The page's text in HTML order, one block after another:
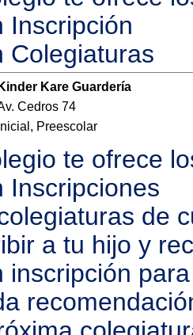
Inscripción
Colegiaturas
Kinder Kare Guardería
Cedros 74
Inicial, Preescolar
te ofrece
Inscripciones
de
a tu hijo y
inscripción